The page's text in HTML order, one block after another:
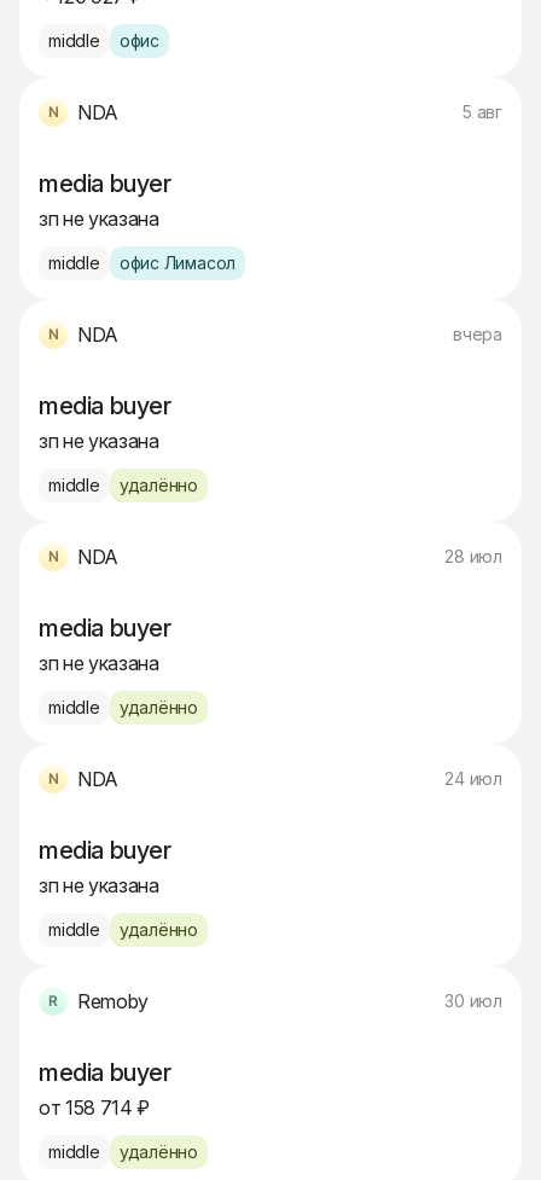
middle офис
NDA 5 авг
media buyer
зп не указана
middle офис Лимасол
NDA вчера
media buyer
зп не указана
middle удалённо
NDA 28 июл
media buyer
зп не указана
middle удалённо
NDA 24 июл
media buyer
зп не указана
middle удалённо
Remoby 30 июл
media buyer
от 158 714 ₽
middle удалённо